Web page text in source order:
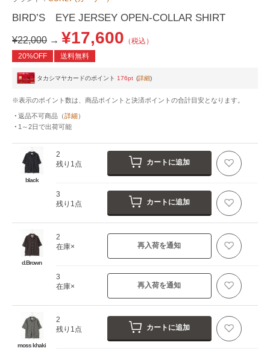
BIRD’S EYE JERSEY OPEN-COLLAR SHIRT
¥22,000 → ¥17,600 （税込）
20%OFF
送料無料
タカシマヤカードのポイント 176pt (詳細)
※表示のポイント数は、商品ポイントと決済ポイントの合計目安となります。
返品不可商品 （詳細）
1～2日で出荷可能
black
2
残り1点
カートに追加
3
残り1点
カートに追加
d.Brown
2
在庫×
再入荷を通知
3
在庫×
再入荷を通知
moss khaki
2
残り1点
カートに追加